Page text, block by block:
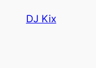
DJ Kix